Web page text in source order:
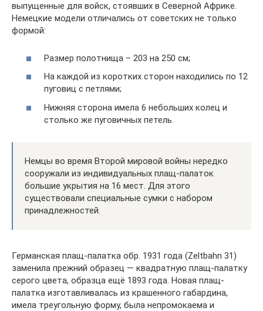
выпущенные для войск, стоявших в Северной Африке.
Немецкие модели отличались от советских не только
формой:
Размер полотнища – 203 на 250 см;
На каждой из коротких сторон находились по 12
пуговиц с петлями;
Нижняя сторона имела 6 небольших колец и
столько же пуговичных петель.
Немцы во время Второй мировой войны нередко
сооружали из индивидуальных плащ-палаток
большие укрытия на 16 мест. Для этого
существовали специальные сумки с набором
принадлежностей.
Германская плащ-палатка обр. 1931 года (Zeltbahn 31)
заменила прежний образец — квадратную плащ-палатку
серого цвета, образца ещё 1893 года. Новая плащ-
палатка изготавливалась из крашенного габардина,
имела треугольную форму, была непромокаема и